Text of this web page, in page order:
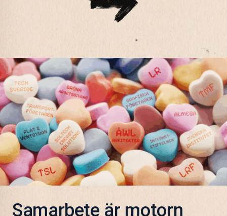
Samarbete är motorn